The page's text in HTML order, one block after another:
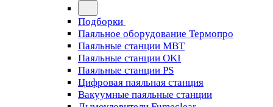
Подборки
Паяльное оборудование Термопро
Паяльные станции MBT
Паяльные станции OKI
Паяльные станции PS
Цифровая паяльная станция
Вакуумные паяльные станции